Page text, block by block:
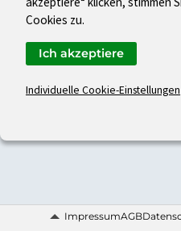
ImpressumAGB
Cookies zu.
Individuelle Cookie-Einstellungen
Ich akzeptiere